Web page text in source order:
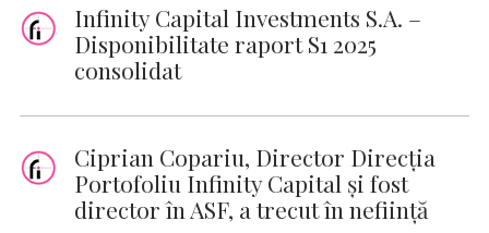
Infinity Capital Investments S.A. –
Disponibilitate raport S1 2025
consolidat
Ciprian Copariu, Director Direcția
Portofoliu Infinity Capital și fost
director în ASF, a trecut în neființă